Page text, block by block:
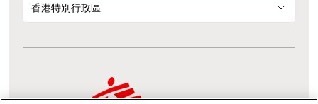
香港特別行政區